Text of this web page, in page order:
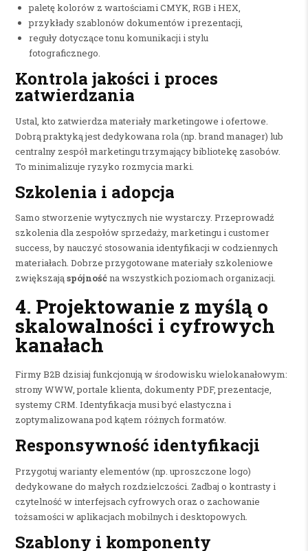
paletę kolorów z wartościami CMYK, RGB i HEX,
przykłady szablonów dokumentów i prezentacji,
reguły dotyczące tonu komunikacji i stylu
fotograficznego.
Kontrola jakości i proces
zatwierdzania
Ustal, kto zatwierdza materiały marketingowe i ofertowe.
Dobrą praktyką jest dedykowana rola (np. brand manager) lub
centralny zespół marketingu trzymający bibliotekę zasobów.
To minimalizuje ryzyko rozmycia marki.
Szkolenia i adopcja
Samo stworzenie wytycznych nie wystarczy. Przeprowadź
szkolenia dla zespołów sprzedaży, marketingu i customer
success, by nauczyć stosowania identyfikacji w codziennych
materiałach. Dobrze przygotowane materiały szkoleniowe
zwiększająspójnośćna wszystkich poziomach organizacji.
4. Projektowanie z myślą o
skalowalności i cyfrowych
kanałach
Firmy B2B dzisiaj funkcjonują w środowisku wielokanałowym:
strony WWW, portale klienta, dokumenty PDF, prezentacje,
systemy CRM. Identyfikacja musi być elastyczna i
zoptymalizowana pod kątem różnych formatów.
Responsywność identyfikacji
Przygotuj warianty elementów (np. uproszczone logo)
dedykowane do małych rozdzielczości. Zadbaj o kontrasty i
czytelność w interfejsach cyfrowych oraz o zachowanie
tożsamości w aplikacjach mobilnych i desktopowych.
Szablony i komponenty